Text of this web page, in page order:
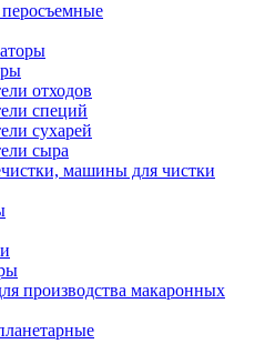
отходов
специй
сухарей
сыра
машины для чистки
производства макаронных